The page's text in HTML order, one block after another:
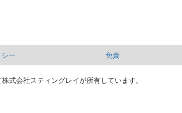
ー 免責
式会社スティングレイが所有しています。